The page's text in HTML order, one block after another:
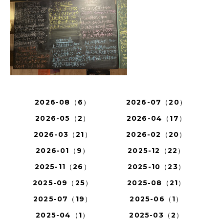
2026-08（6）
2026-07（20）
2026-05（2）
2026-04（17）
2026-03（21）
2026-02（20）
2026-01（9）
2025-12（22）
2025-11（26）
2025-10（23）
2025-09（25）
2025-08（21）
2025-07（19）
2025-06（1）
2025-04（1）
2025-03（2）